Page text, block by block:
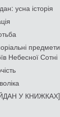
усна історія
предмети
Небесної Сотні
У КНИЖКАХ]